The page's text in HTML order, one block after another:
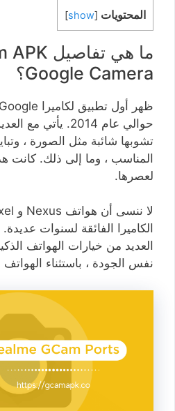
المحتويات [
show
]
Google Camera؟
ظهر أول تطبيق لكاميرا Google بامتداد
حوالي عام 2014.
المناسب ، وما إلى ذلك. كانت
لعصرها.
الكاميرا الفائقة لسنوات
العديد من خيارات الهواتف
نفس الجودة ، باستثناء الهواتف